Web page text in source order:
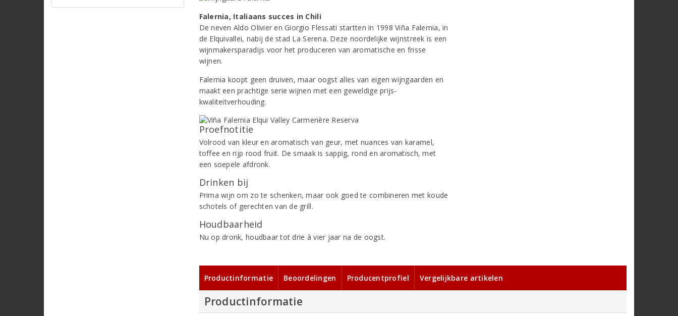
Falernia, Italiaans succes in Chili
De neven Aldo Olivier en Giorgio Flessati startten in 1998 Viña Falernia, in
de Elquivallei, nabij de stad La Serena. Deze noordelijke wijnstreek is een
wijnmakersparadijs voor het produceren van aromatische en frisse
wijnen.
Falernia koopt geen druiven, maar oogst alles van eigen wijngaarden en
maakt een prachtige serie wijnen met een geweldige prijs-
kwaliteitverhouding.
Proefnotitie
Volrood van kleur en aromatisch van geur, met nuances van karamel,
toffee en rijp rood fruit. De smaak is sappig, rond en aromatisch, met
een soepele afdronk.
Drinken bij
Prima wijn om zo te schenken, maar ook goed te combineren met koude
schotels of gerechten van de grill.
Houdbaarheid
Nu op dronk, houdbaar tot drie à vier jaar na de oogst.
Productinformatie Beoordelingen Producentprofiel Vergelijkbare artikelen
Productinformatie